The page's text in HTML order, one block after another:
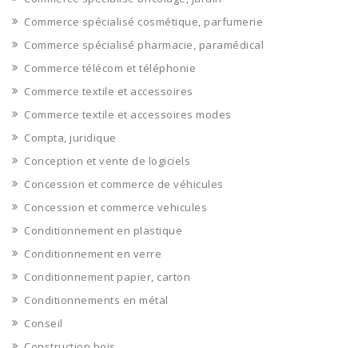
Commerce spécialisé cosmétique, parfumerie
Commerce spécialisé pharmacie, paramédical
Commerce télécom et téléphonie
Commerce textile et accessoires
Commerce textile et accessoires modes
Compta, juridique
Conception et vente de logiciels
Concession et commerce de véhicules
Concession et commerce vehicules
Conditionnement en plastique
Conditionnement en verre
Conditionnement papier, carton
Conditionnements en métal
Conseil